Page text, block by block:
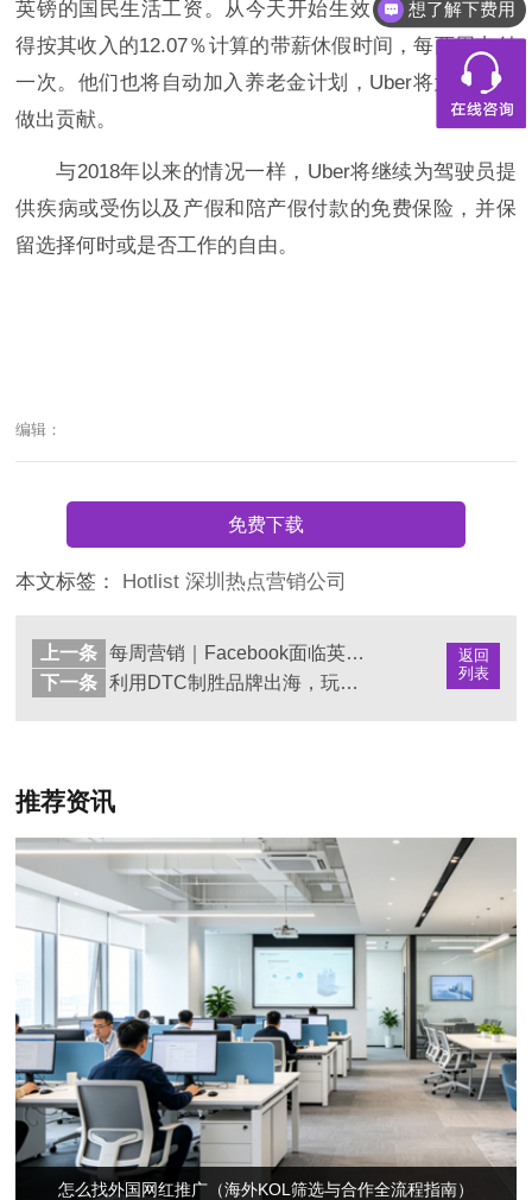
英镑的国民生活工资。从今天开始生效，司机将有权获
得按其收入的12.07％计算的带薪休假时间，每两周支付
一次。他们也将自动加入养老金计划，Uber将为该计划
做出贡献。
与2018年以来的情况一样，Uber将继续为驾驶员提
供疾病或受伤以及产假和陪产假付款的免费保险，并保
留选择何时或是否工作的自由。
编辑：
免费下载
本文标签： Hotlist深圳热点营销公司
返回
列表
上一条
每周营销｜Facebook面临英国反托拉斯调查
下一条
利用DTC制胜品牌出海，玩转全球跨境宅经济
推荐资讯
怎么找外国网红推广（海外KOL筛选与合作全流程指南）
想了解下费用